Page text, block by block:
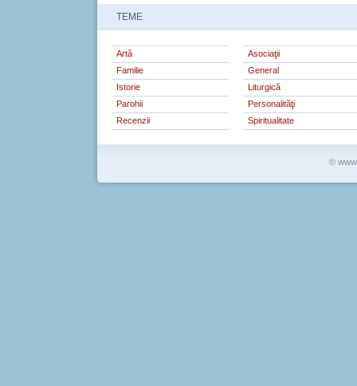
TEME
Artă
Asociaţii
Familie
General
Istorie
Liturgică
Parohii
Personalităţi
Recenzii
Spiritualitate
©